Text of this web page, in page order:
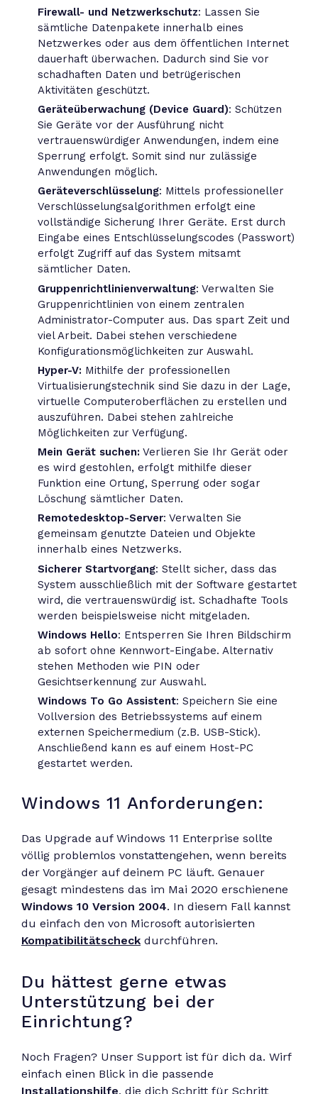
Firewall- und Netzwerkschutz: Lassen Sie
sämtliche Datenpakete innerhalb eines
Netzwerkes oder aus dem öffentlichen Internet
dauerhaft überwachen. Dadurch sind Sie vor
schadhaften Daten und betrügerischen
Aktivitäten geschützt.
Geräteüberwachung (Device Guard): Schützen
Sie Geräte vor der Ausführung nicht
vertrauenswürdiger Anwendungen, indem eine
Sperrung erfolgt. Somit sind nur zulässige
Anwendungen möglich.
Geräteverschlüsselung: Mittels professioneller
Verschlüsselungsalgorithmen erfolgt eine
vollständige Sicherung Ihrer Geräte. Erst durch
Eingabe eines Entschlüsselungscodes (Passwort)
erfolgt Zugriff auf das System mitsamt
sämtlicher Daten.
Gruppenrichtlinienverwaltung: Verwalten Sie
Gruppenrichtlinien von einem zentralen
Administrator-Computer aus. Das spart Zeit und
viel Arbeit. Dabei stehen verschiedene
Konfigurationsmöglichkeiten zur Auswahl.
Hyper-V: Mithilfe der professionellen
Virtualisierungstechnik sind Sie dazu in der Lage,
virtuelle Computeroberflächen zu erstellen und
auszuführen. Dabei stehen zahlreiche
Möglichkeiten zur Verfügung.
Mein Gerät suchen: Verlieren Sie Ihr Gerät oder
es wird gestohlen, erfolgt mithilfe dieser
Funktion eine Ortung, Sperrung oder sogar
Löschung sämtlicher Daten.
Remotedesktop-Server: Verwalten Sie
gemeinsam genutzte Dateien und Objekte
innerhalb eines Netzwerks.
Sicherer Startvorgang: Stellt sicher, dass das
System ausschließlich mit der Software gestartet
wird, die vertrauenswürdig ist. Schadhafte Tools
werden beispielsweise nicht mitgeladen.
Windows Hello: Entsperren Sie Ihren Bildschirm
ab sofort ohne Kennwort-Eingabe. Alternativ
stehen Methoden wie PIN oder
Gesichtserkennung zur Auswahl.
Windows To Go Assistent: Speichern Sie eine
Vollversion des Betriebssystems auf einem
externen Speichermedium (z.B. USB-Stick).
Anschließend kann es auf einem Host-PC
gestartet werden.
Windows 11 Anforderungen:
Das Upgrade auf Windows 11 Enterprise sollte
völlig problemlos vonstattengehen, wenn bereits
der Vorgänger auf deinem PC läuft. Genauer
gesagt mindestens das im Mai 2020 erschienene
Windows 10 Version 2004. In diesem Fall kannst
du einfach den von Microsoft autorisierten
Kompatibilitätscheck durchführen.
Du hättest gerne etwas
Unterstützung bei der
Einrichtung?
Noch Fragen? Unser Support ist für dich da. Wirf
einfach einen Blick in die passende
Installationshilfe, die dich Schritt für Schritt